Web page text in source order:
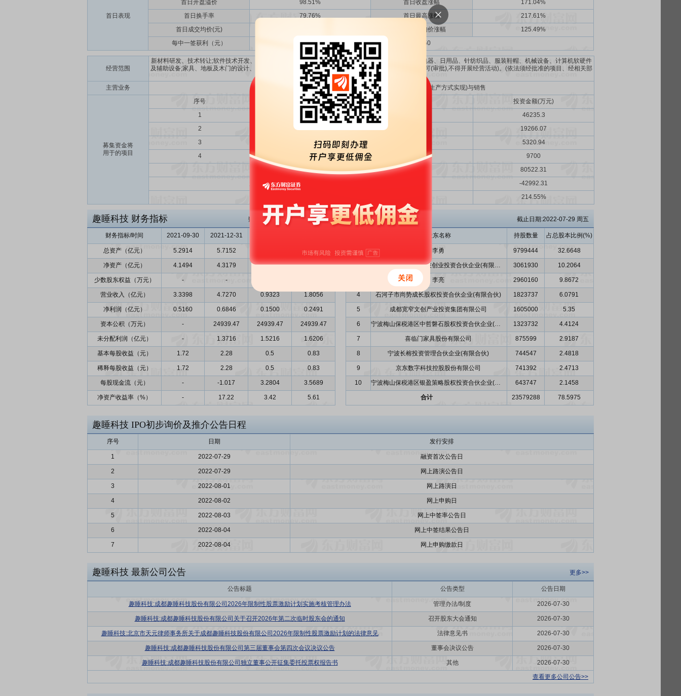
首日表现
首日开盘溢价
98.51% 首日收盘涨幅
171.04%
首日换手率
79.76% 首日最高涨幅
217.61%
首日成交均价(元)
首日成交均价涨幅
125.49%
每中一签获利（元）
23550
经营范围
新材料研发、技术转让;软件技术开发、技术服务、技术咨询、技术转让;电子产品、工艺美术品、家用电器、日用品、针纺织品、服装鞋帽、机械设备、计算机软硬件
及辅助设备;家具、地板及木门的设计、研发及销售;货物及技术进出口;增值电信业务(未取得相关行政许可(审批),不得开展经营活动)。(依法须经批准的项目、经相关部
门批准后方可开展经营活动)。
主营业务
高品质易安装家具、家纺等家居产品的研发、设计、生产(以外包生产方式实现)与销售
募集资金将
用于的项目
序号 项目
投资金额(万元)
1
全系列产品升级与营销拓展项目
46235.3
2
家居研发中心建设项目
19266.07
3
数字化管理体系建设项目
5320.94
4
补充流动资金项目
9700
投资金额总计
80522.31
超额募集资金（实际募集资金-投资金额总计）
-42992.31
214.55%
趣睡科技 财务指标 数据来源: 招股意向书、申报稿
财务指标/时间 2021-09-30 2021-12-31
总资产（亿元） 5.2914 5.7152 5.5038
净资产（亿元） 4.1494 4.3179 4.4680 4.5670
少数股东权益（万元） - -
营业收入（亿元） 3.3398 4.7270 0.9323 1.8056
净利润（亿元） 0.5160 0.6846 0.1500 0.2491
资本公积（万元） - 24939.47 24939.47 24939.47
未分配利润（亿元） - 1.3716 1.5216 1.6206
基本每股收益（元） 1.72 2.28 0.5 0.83
稀释每股收益（元） 1.72 2.28 0.5 0.83
每股现金流（元） - -1.017 3.2804 3.5689
净资产收益率（%） - 17.22 3.42 5.61
趣睡科技主要股东 截止日期:2022-07-29 周五
股东名称 持股数量 占总股本比例(%)
1 李勇 9799444 32.6648
2 苏州工业园区顺为科技创业投资合伙企业(有限合伙) 3061930 10.2064
李亮 2960160 9.8672
4 石河子市尚势成长股权投资合伙企业(有限合伙) 1823737 6.0791
5 成都宽窄文创产业投资集团有限公司 1605000 5.35
6 宁波梅山保税港区中哲磐石股权投资合伙企业(有限合伙) 1323732 4.4124
7 喜临门家具股份有限公司 875599 2.9187
8 宁波长榕投资管理合伙企业(有限合伙) 744547 2.4818
9 京东数字科技控股股份有限公司 741392 2.4713
10 宁波梅山保税港区银盈策略股权投资合伙企业(有限合伙) 643747 2.1458
合计 23579288 78.5975
趣睡科技 IPO初步询价及推介公告日程
序号 日期 发行安排
1 2022-07-29 融资首次公告日
2 2022-07-29 网上路演公告日
3 2022-08-01 网上路演日
4 2022-08-02 网上申购日
5 2022-08-03 网上中签率公告日
6 2022-08-04 网上中签结果公告日
7 2022-08-04 网上申购缴款日
趣睡科技 最新公司公告 更多>>
公告标题 公告类型 公告日期
趣睡科技:成都趣睡科技股份有限公司2026年限制性股票激励计划实施考核管理办法 管理办法/制度 2026-07-30
趣睡科技:成都趣睡科技股份有限公司关于召开2026年第二次临时股东会的通知 召开股东大会通知 2026-07-30
趣睡科技:北京市天元律师事务所关于成都趣睡科技股份有限公司2026年限制性股票激励计划的法律意见 法律意见书 2026-07-30
趣睡科技:成都趣睡科技股份有限公司第三届董事会第四次会议决议公告 董事会决议公告 2026-07-30
趣睡科技:成都趣睡科技股份有限公司独立董事公开征集委托投票权报告书 其他
2026-07-30
查看更多公司公告>>